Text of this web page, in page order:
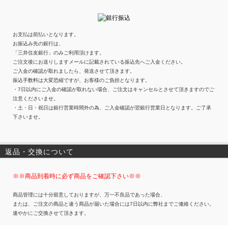
お支払は前払いとなります。
お振込み先の銀行は、
「三井住友銀行」のみご利用頂けます。
ご注文後にお送りしますメールに記載されている振込先へご入金ください。
ご入金の確認が取れましたら、発送させて頂きます。
振込手数料は大変恐縮ですが、お客様のご負担となります。
・7日以内にご入金の確認が取れない場合、ご注文はキャンセルとさせて頂きますのでご
注意くださいませ。
・土・日・祝日は銀行営業時間外の為、ご入金確認が翌銀行営業日となります。ご了承
下さいませ。
返品・交換について
※※商品到着時に必ず商品をご確認下さい※※
商品管理には十分留意しておりますが、万一不良品であった場合、
または、ご注文の商品と違う商品が届いた場合には7日以内に弊社までご連絡ください。
速やかにご交換させて頂きます。